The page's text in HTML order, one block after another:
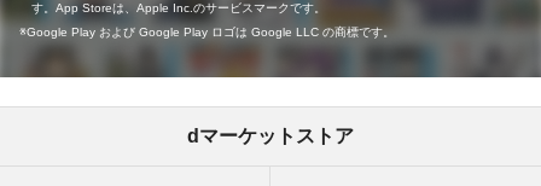
す。App Storeは、Apple Inc.のサービスマークです。
Google Play および Google Play ロゴは Google LLC の商標です。
dマーケットストア